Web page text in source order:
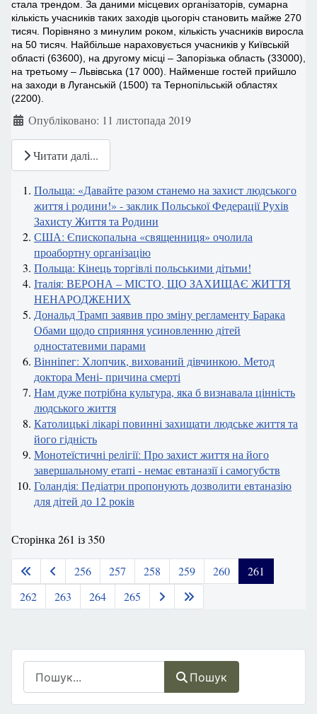
Пошук
стала трендом. За даними місцевих організаторів, сумарна
кількість учасників таких заходів цьогоріч становить майже 270
тисяч. Порівняно з минулим роком, кількість учасників виросла
на 50 тисяч. Найбільше нараховується учасників у Київській
області (63600), на другому місці – Запорізька область (33000),
на третьому – Львівська (17 000). Найменше гостей прийшло
на заходи в Луганській (1500) та Тернопільській областях
(2200).
ДеталіОпубліковано: 11 листопада 2019
Читати далі...
Польща: «Давайте разом станемо на захист людського
життя і родини!» - заклик Польської Федерації Рухів
Захисту Життя та Родини
США: Єпископальна «священниця» очолила
проабортну організацію
Польща: Кінець торгівлі польськими дітьми!
Італія: ВЕРОНА – МІСТО, ЩО ЗАХИЩАЄ ЖИТТЯ
НЕНАРОДЖЕНИХ
Дональд Трамп заявив про зміну регламенту Барака
Обами щодо сприяння усиновленню дітей
одностатевими парами
Вінніпег: Хлопчик, вихований дівчинкою. Метод
доктора Мені- причина смерті
Нам дуже потрібна культура, яка б визнавала цінність
людського життя
Католицькі лікарі повинні захищати людське життя та
його гідність
Монотеїстичні релігії: Про захист життя на його
завершальному етапі - немає евтаназії і самогубств
Голандія: Педіатри пропонують дозволити евтаназію
для дітей до 12 років
Сторінка 261 із 350
256 257 258 259 260
261
262
263 264 265